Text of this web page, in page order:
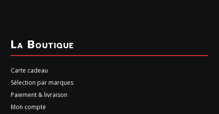
La Boutique
Carte cadeau
Sélection par marques
Paiement & livraison
Mon compte